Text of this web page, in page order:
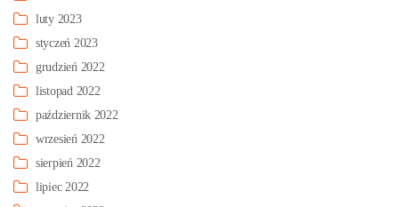
luty 2023
styczeń 2023
grudzień 2022
listopad 2022
październik 2022
wrzesień 2022
sierpień 2022
lipiec 2022